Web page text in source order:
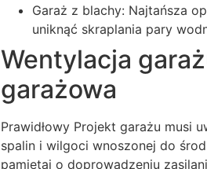
Garaż z blachy: Najtańsza
uniknąć skraplania pary
Wentylacja
garażowa
Prawidłowy Projekt garażu musi
spalin i wilgoci wnoszonej do
pamiętaj o doprowadzeniu